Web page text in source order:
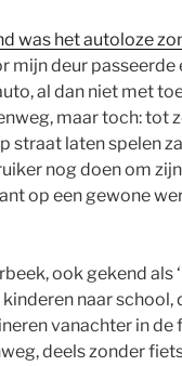
was het autoloze
mijn deur passeerde
al dan niet met
maar toch: tot
straat laten spelen
nog doen om
op een gewone
ook gekend als ‘
naar school,
vanachter in
deels zonder